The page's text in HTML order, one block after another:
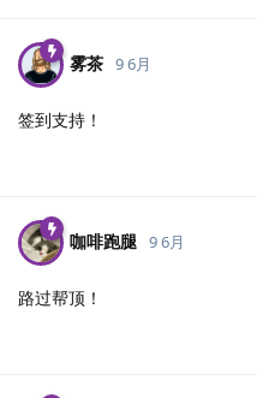
雾茶 9 6月
签到支持！
咖啡跑腿 9 6月
路过帮顶！